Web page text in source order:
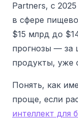
Partners, с
в сфере
$15 млрд до
прогнозы — за
продукты, уже
Понять, как
проще, если
интеллект для